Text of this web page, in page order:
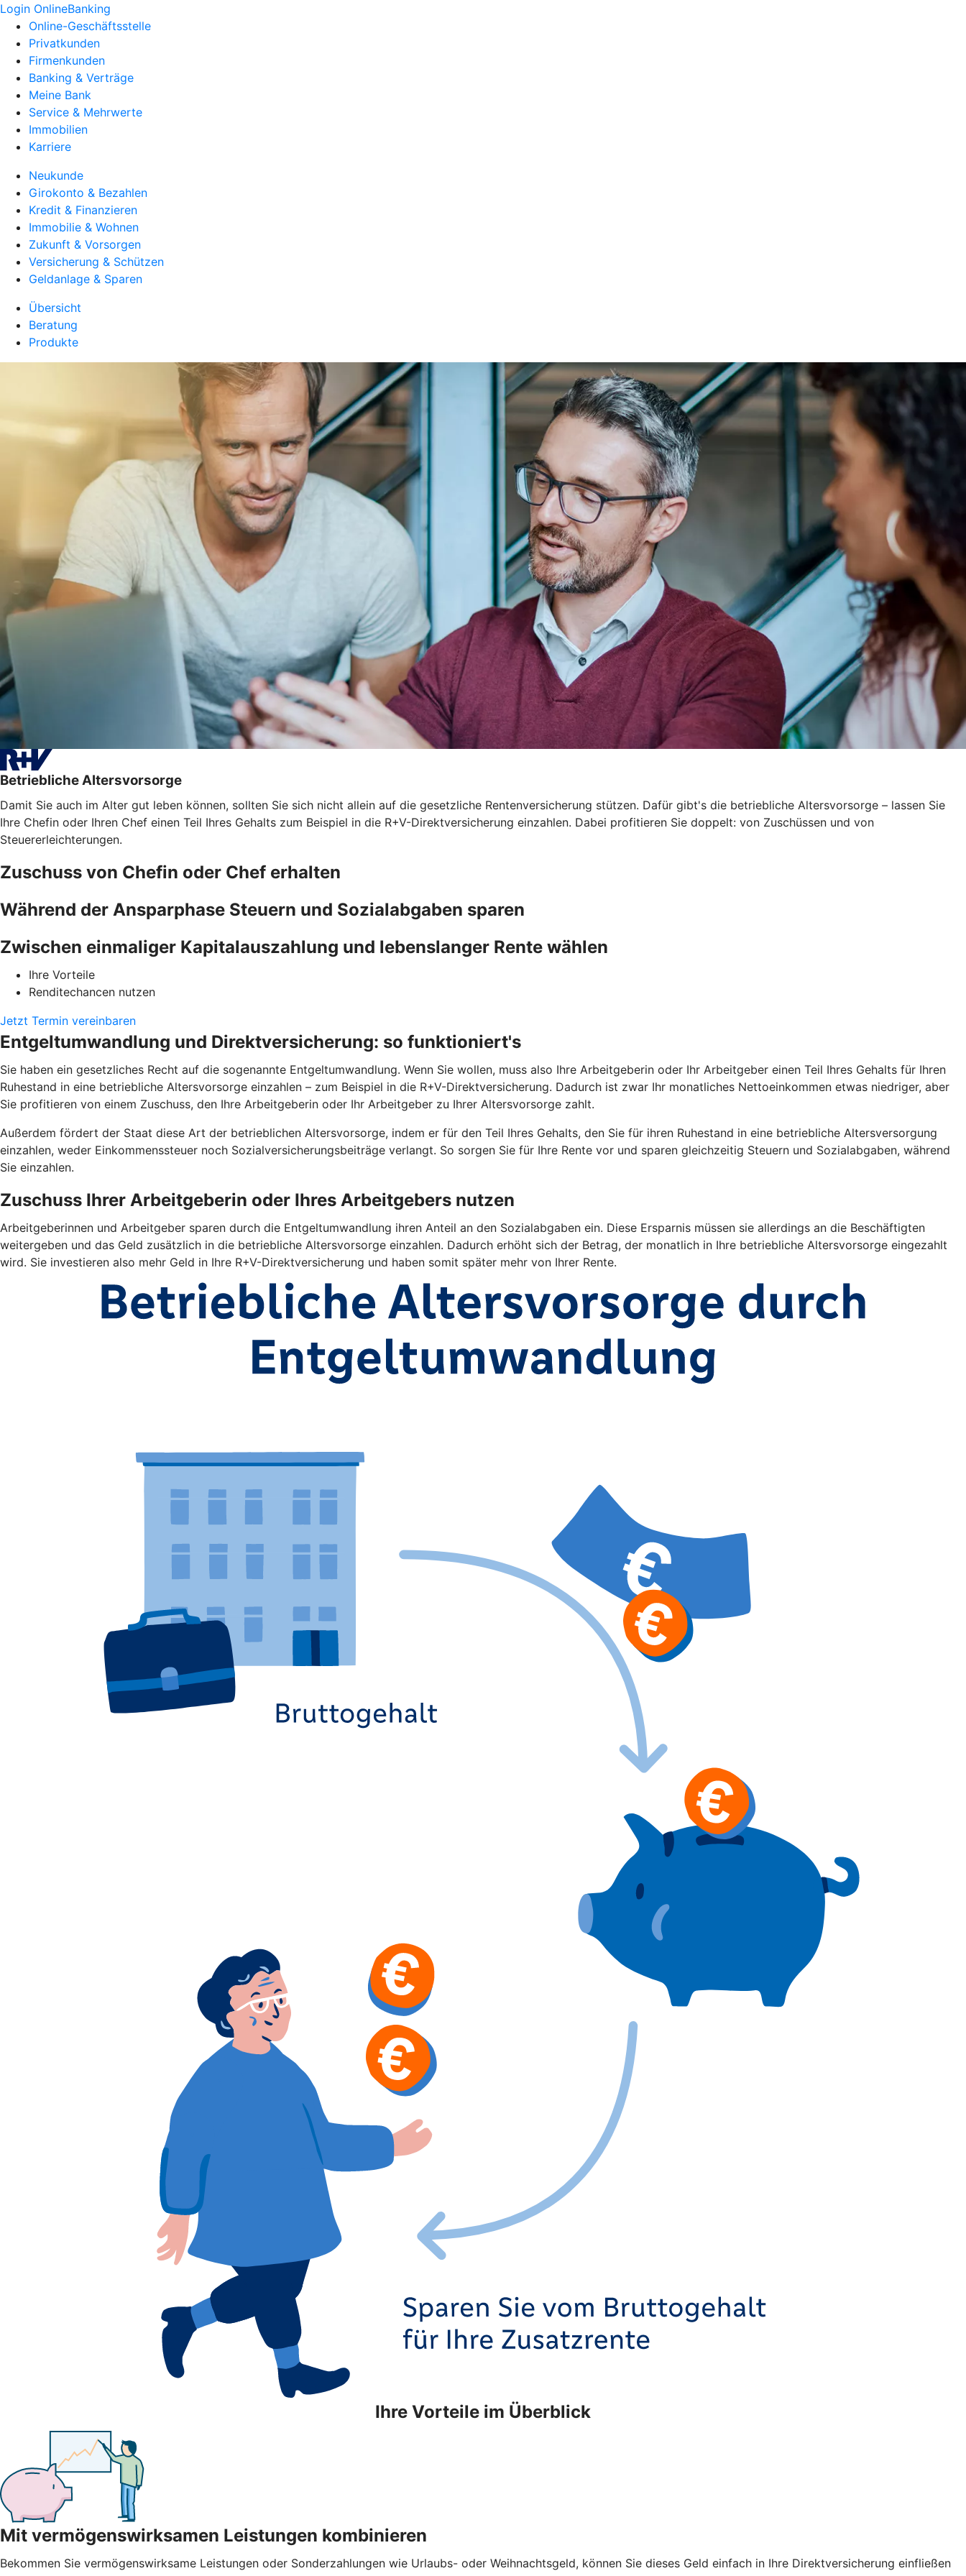
Login OnlineBanking
Online-Geschäftsstelle
Privatkunden
Firmenkunden
Banking & Verträge
Meine Bank
Service & Mehrwerte
Immobilien
Karriere
Neukunde
Girokonto & Bezahlen
Kredit & Finanzieren
Immobilie & Wohnen
Zukunft & Vorsorgen
Versicherung & Schützen
Geldanlage & Sparen
Übersicht
Beratung
Produkte
Betriebliche Altersvorsorge
Damit Sie auch im Alter gut leben können, sollten Sie sich nicht allein auf die gesetzliche Rentenversicherung stützen. Dafür gibt's die betriebliche Altersvorsorge – lassen Sie
Ihre Chefin oder Ihren Chef einen Teil Ihres Gehalts zum Beispiel in die R+V-Direktversicherung einzahlen. Dabei profitieren Sie doppelt: von Zuschüssen und von
Steuererleichterungen.
Zuschuss von Chefin oder Chef erhalten
Während der Ansparphase Steuern und Sozialabgaben sparen
Zwischen einmaliger Kapitalauszahlung und lebenslanger Rente wählen
Ihre Vorteile
Renditechancen nutzen
Jetzt Termin vereinbaren
Entgeltumwandlung und Direktversicherung: so funktioniert's
Sie haben ein gesetzliches Recht auf die sogenannte Entgeltumwandlung. Wenn Sie wollen, muss also Ihre Arbeitgeberin oder Ihr Arbeitgeber einen Teil Ihres Gehalts für Ihren
Ruhestand in eine betriebliche Altersvorsorge einzahlen – zum Beispiel in die R+V-Direktversicherung. Dadurch ist zwar Ihr monatliches Nettoeinkommen etwas niedriger, aber
Sie profitieren von einem Zuschuss, den Ihre Arbeitgeberin oder Ihr Arbeitgeber zu Ihrer Altersvorsorge zahlt.
Außerdem fördert der Staat diese Art der betrieblichen Altersvorsorge, indem er für den Teil Ihres Gehalts, den Sie für ihren Ruhestand in eine betriebliche Altersversorgung
einzahlen, weder Einkommenssteuer noch Sozialversicherungsbeiträge verlangt. So sorgen Sie für Ihre Rente vor und sparen gleichzeitig Steuern und Sozialabgaben, während
Sie einzahlen.
Zuschuss Ihrer Arbeitgeberin oder Ihres Arbeitgebers nutzen
Arbeitgeberinnen und Arbeitgeber sparen durch die Entgeltumwandlung ihren Anteil an den Sozialabgaben ein. Diese Ersparnis müssen sie allerdings an die Beschäftigten
weitergeben und das Geld zusätzlich in die betriebliche Altersvorsorge einzahlen. Dadurch erhöht sich der Betrag, der monatlich in Ihre betriebliche Altersvorsorge eingezahlt
wird. Sie investieren also mehr Geld in Ihre R+V-Direktversicherung und haben somit später mehr von Ihrer Rente.
Ihre Vorteile im Überblick
Mit vermögenswirksamen Leistungen kombinieren
Bekommen Sie vermögenswirksame Leistungen oder Sonderzahlungen wie Urlaubs- oder Weihnachtsgeld, können Sie dieses Geld einfach in Ihre Direktversicherung einfließen